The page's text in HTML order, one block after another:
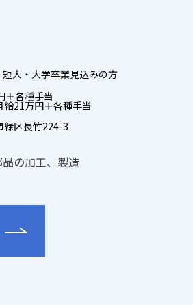
大・大学卒業見込みの方
＋各種手当
21万円＋各種手当
緑区長竹224-3
の加工、製造